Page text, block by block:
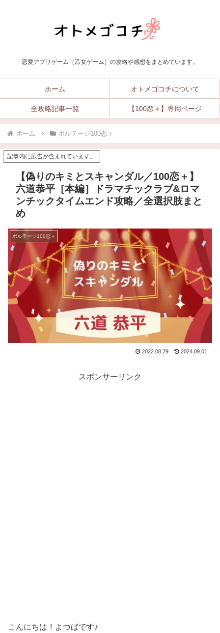
恋愛アプリゲーム（乙女ゲーム）の攻略や感想をまとめています。
ホーム オトメゴコチについて
全攻略記事一覧 【100恋＋】専用ページ
ホーム ボルテージ100恋＋
記事内に広告が含まれています。
【偽りのキミとスキャンダル／100恋＋】
六道恭平［本編］ドラマチックラブ&ロマ
ンチックタイムエンド攻略／全選択肢まと
め
ボルテージ100恋＋
2022.08.29 2024.09.01
スポンサーリンク
こんにちは！よつばです♪